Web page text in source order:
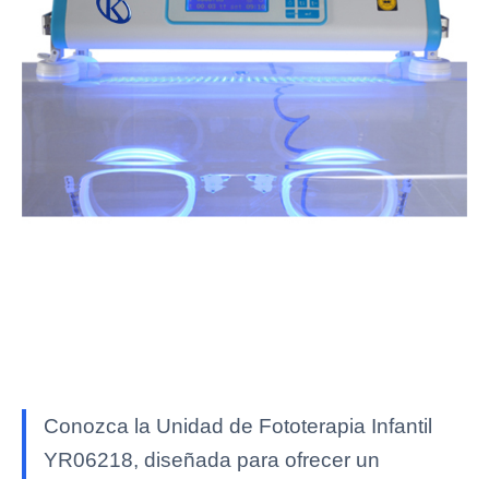
Conozca la Unidad de Fototerapia Infantil
YR06218, diseñada para ofrecer un